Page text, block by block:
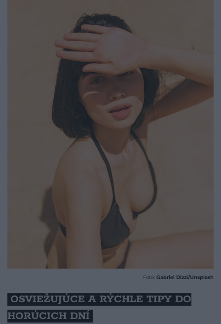
Foto: Gabriel Dizzi/Unsplash
OSVIEŽUJÚCE A RÝCHLE TIPY DO
HORÚCICH DNÍ